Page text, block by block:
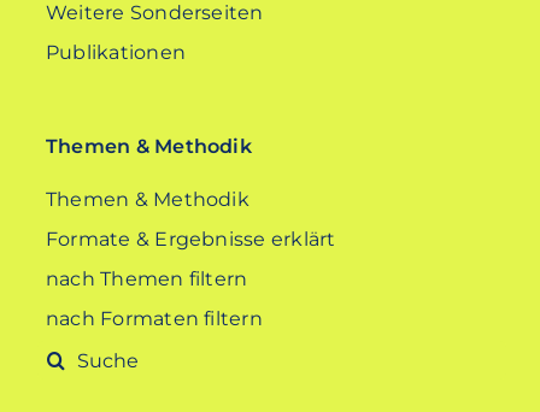
Weitere Sonderseiten
Publikationen
Themen & Methodik
Themen & Methodik
Formate & Ergebnisse erklärt
nach Themen filtern
nach Formaten filtern
Suche